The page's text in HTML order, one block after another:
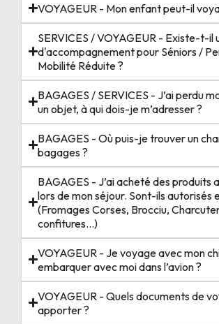
VOYAGEUR - Mon enfant peut-il
SERVICES / VOYAGEUR - Existe-t-il
d'accompagnement pour Séniors /
Mobilité Réduite ?
BAGAGES / SERVICES - J’ai perdu
un objet, à qui dois-je m’adresser ?
BAGAGES - Où puis-je trouver un
bagages ?
BAGAGES - J’ai acheté des produits
lors de mon séjour. Sont-ils autorisés
(Fromages Corses, Brocciu,
confitures…)
VOYAGEUR - Je voyage avec mon
embarquer avec moi dans l’avion ?
VOYAGEUR - Quels documents de
apporter ?